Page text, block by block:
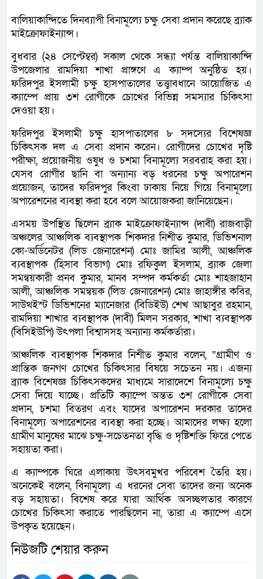
বালিয়াকান্দিতে দিনব্যাপী বিনামূল্যে চক্ষু সেবা প্রদান করেছে ব্র্যাক
মাইক্রোফাইন্যান্স।
বুধবার (২৪ সেপ্টেম্বর) সকাল থেকে সন্ধ্যা পর্যন্ত বালিয়াকান্দি
উপজেলার রামদিয়া শাখা প্রাঙ্গণে এ ক্যাম্প অনুষ্ঠিত হয়।
ফরিদপুর ইসলামী চক্ষু হাসপাতালের তত্ত্বাবধানে আয়োজিত এ
ক্যাম্পে প্রায় ৩শ রোগীকে চোখের বিভিন্ন সমস্যার চিকিৎসা
দেওয়া হয়।
ফরিদপুর ইসলামী চক্ষু হাসপাতালের ৮ সদস্যের বিশেষজ্ঞ
চিকিৎসক দল এ সেবা প্রদান করেন। রোগীদের চোখের দৃষ্টি
পরীক্ষা, প্রয়োজনীয় ওষুধ ও চশমা বিনামূল্যে সরবরাহ করা হয়।
যেসব রোগীর ছানি বা অন্যান্য বড় ধরনের চক্ষু অপারেশন
প্রয়োজন, তাদের ফরিদপুর কিংবা ঢাকায় নিয়ে গিয়ে বিনামূল্যে
অপারেশনের ব্যবস্থা করা হবে বলে আয়োজকরা জানিয়েছেন।
এসময় উপস্থিত ছিলেন ব্র্যাক মাইক্রোফাইন্যান্স (দাবী) রাজবাড়ী
অঞ্চলের আঞ্চলিক ব্যবস্থাপক শিকদার নিশীত কুমার, ডিভিশনাল
কো-অর্ডিনেটর (লিড জেনারেশন) মোঃ জামির আলী, আঞ্চলিক
ব্যবস্থাপক (হিসাব বিভাগ) মোঃ রফিকুল ইসলাম, ব্র্যাক জেলা
সমন্বয়কারী প্রনব কুমার, মানব সম্পদ কর্মকর্তা মোঃ শাহজাহান
আলী, আঞ্চলিক সমন্বয়ক (লিড জেনারেশন) মোঃ জাহাঙ্গীর কবির,
সাউথইস্ট ডিভিশনের ম্যানেজার (বিডিইউ) শেখ আছাবুর রহমান,
রামদিয়া শাখার ব্যবস্থাপক (দাবী) মিলন সরকার, শাখা ব্যবস্থাপক
(বিসিইউপি) উৎপলা বিশ্বাসসহ অন্যান্য কর্মকর্তারা।
আঞ্চলিক ব্যবস্থাপক শিকদার নিশীত কুমার বলেন, “গ্রামীণ ও
প্রান্তিক জনগণ চোখের চিকিৎসার বিষয়ে সচেতন নয়। এজন্য
ব্র্যাক বিশেষজ্ঞ চিকিৎসকদের মাধ্যমে সারাদেশে বিনামূল্যে চক্ষু
সেবা দিয়ে যাচ্ছে। প্রতিটি ক্যাম্পে অন্তত ৩শ রোগীকে সেবা
প্রদান, চশমা বিতরণ এবং যাদের অপারেশন দরকার তাদের
বিনামূল্যে অপারেশনের ব্যবস্থা করা হচ্ছে। আমাদের লক্ষ্য হলো
গ্রামীণ মানুষের মাঝে চক্ষু-সচেতনতা বৃদ্ধি ও দৃষ্টিশক্তি ফিরে পেতে
সহায়তা করা।
এ ক্যাম্পকে ঘিরে এলাকায় উৎসবমুখর পরিবেশ তৈরি হয়।
অনেকেই বলেন, বিনামূল্যে এ ধরনের সেবা তাদের জন্য অনেক
বড় সহায়তা। বিশেষ করে যারা আর্থিক অসচ্ছলতার কারণে
চোখের চিকিৎসা করাতে পারছিলেন না, তারা এ ক্যাম্পে এসে
উপকৃত হয়েছেন।
নিউজটি শেয়ার করুন